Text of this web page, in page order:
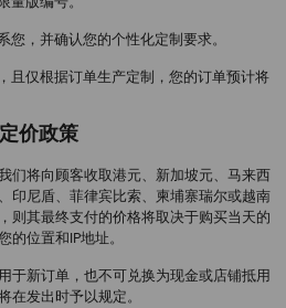
，并确认您的个性化定制要求。
且仅根据订单生产定制，您的订单预计将
定价政策
们将向顾客收取港元、新加坡元、马来西
印尼盾、菲律宾比索、柬埔寨瑞尔或越南
则其最终支付的价格将取决于购买当天的
位置和IP地址。
于新订单，也不可兑换为现金或店铺抵用
在发出时予以规定。